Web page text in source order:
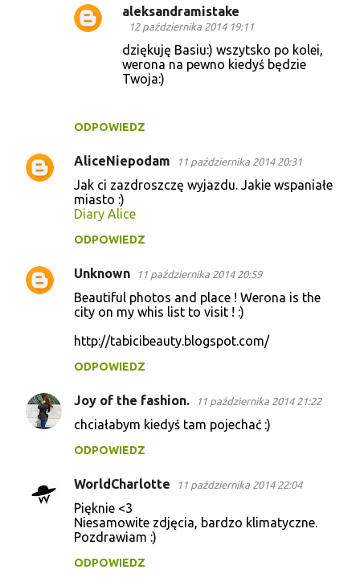
ODPOWIEDZ
aleksandramistake
12 października 2014 19:11
dziękuję Basiu:) wszytsko po kolei,
werona na pewno kiedyś będzie
Twoja:)
AliceNiepodam 11 października 2014 20:31
Jak ci zazdroszczę wyjazdu. Jakie wspaniałe
miasto :)
Diary Alice
ODPOWIEDZ
Unknown 11 października 2014 20:59
Beautiful photos and place ! Werona is the
city on my whis list to visit ! :)
http://tabicibeauty.blogspot.com/
ODPOWIEDZ
Joy of the fashion. 11 października 2014 21:22
chciałabym kiedyś tam pojechać :)
ODPOWIEDZ
WorldCharlotte 11 października 2014 22:04
Pięknie <3
Niesamowite zdjęcia, bardzo klimatyczne.
Pozdrawiam :)
ODPOWIEDZ